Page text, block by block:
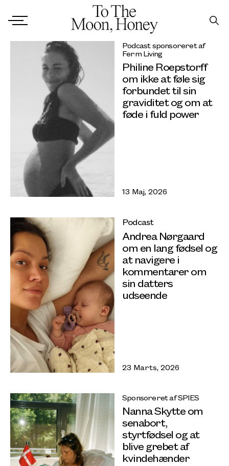
Podcast sponsoreret af
Ferm Living
Philine Roepstorff
om ikke at føle sig
forbundet til sin
graviditet og om at
føde i fuld power
13 Maj, 2026
Podcast
Andrea Nørgaard
om en lang fødsel og
at navigere i
kommentarer om
sin datters
udseende
23 Marts, 2026
Sponsoreret af SPIES
Nanna Skytte om
senabort,
styrtfødsel og at
blive grebet af
kvindehænder